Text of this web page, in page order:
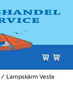
/ Lampskärm Vesta